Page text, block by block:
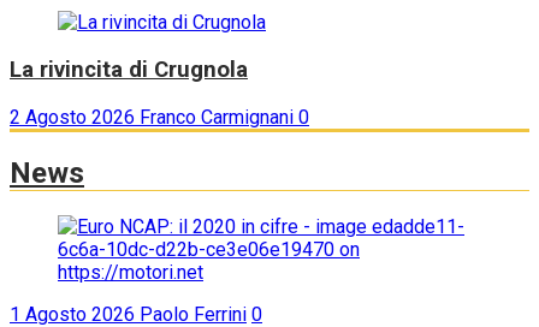
La rivincita di Crugnola
2 Agosto 2026 Franco Carmignani 0
News
1 Agosto 2026 Paolo Ferrini 0